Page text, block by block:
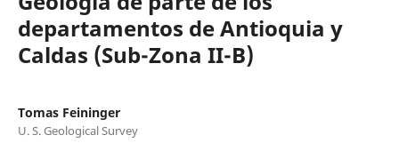
departamentos de Antioquia y
Caldas (Sub-Zona II-B)
Tomas Feininger
U. S. Geological Survey